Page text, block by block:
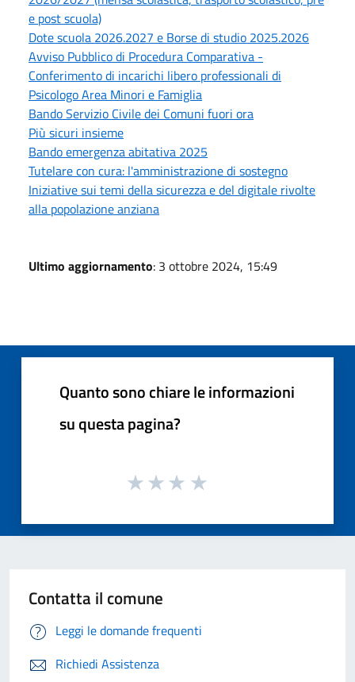
e post scuola)
Dote scuola 2026.2027 e Borse di studio 2025.2026
Avviso Pubblico di Procedura Comparativa -
Conferimento di incarichi libero professionali di
Psicologo Area Minori e Famiglia
Bando Servizio Civile dei Comuni fuori ora
Più sicuri insieme
Bando emergenza abitativa 2025
Tutelare con cura: l'amministrazione di sostegno
Iniziative sui temi della sicurezza e del digitale rivolte
alla popolazione anziana
Ultimo aggiornamento: 3 ottobre 2024, 15:49
Quanto sono chiare le informazioni
su questa pagina?
Contatta il comune
Leggi le domande frequenti
Richiedi Assistenza